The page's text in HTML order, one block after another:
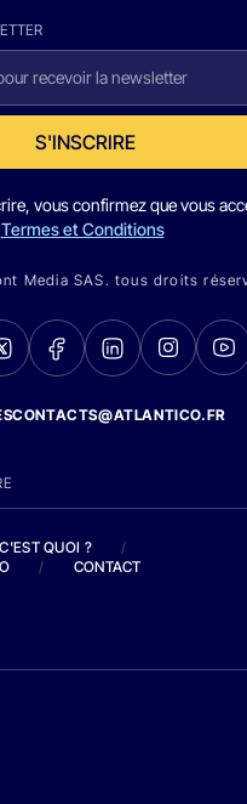
S'INSCRIRE
vous confirmez que vous
Termes et Conditions
Media SAS. tous droits
QUOI ?
/
/ CONTACT